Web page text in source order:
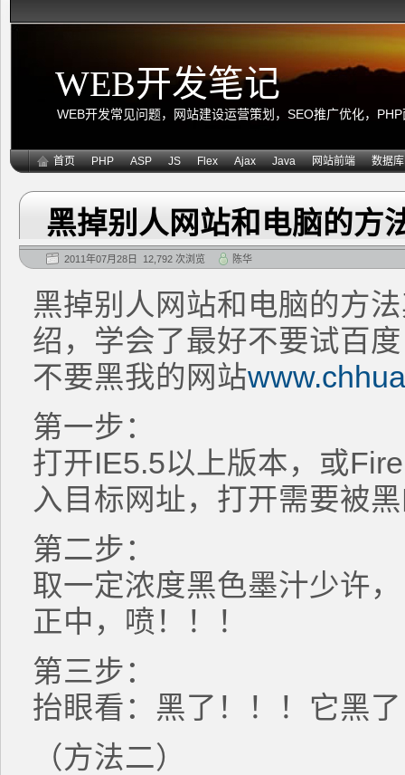
WEB开发笔记
WEB开发常见问题，网站建设运营策划，SEO推广优化，
首页 PHP ASP JS Flex Ajax Java 网站前端 数据库
黑掉别人网站和电脑的方
2011年07月28日 12,792 次浏览 陈华
黑掉别人网站和电脑的方
绍，学会了最好不要试百
不要黑我的网站
第一步：
打开IE5.5以上版本，或
入目标网址，打开需要被
第二步：
取一定浓度黑色墨汁少许
正中，喷！！！
第三步：
抬眼看：黑了！！！它黑
（方法二）